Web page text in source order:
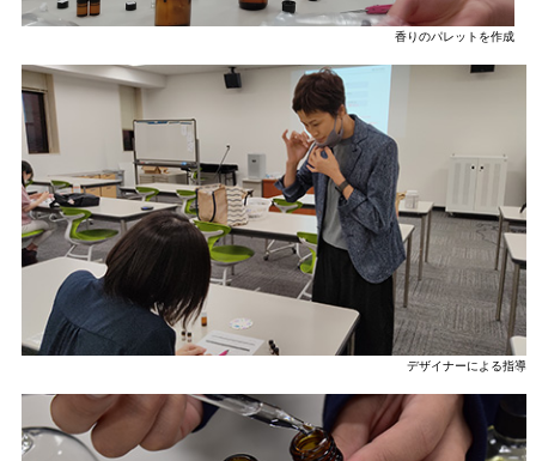
香りのパレットを作成
デザイナーによる指導